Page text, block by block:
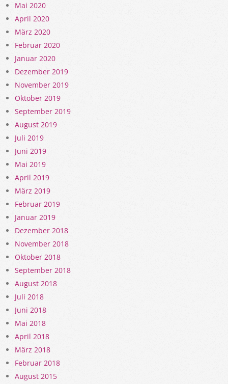
Mai 2020
April 2020
März 2020
Februar 2020
Januar 2020
Dezember 2019
November 2019
Oktober 2019
September 2019
August 2019
Juli 2019
Juni 2019
Mai 2019
April 2019
März 2019
Februar 2019
Januar 2019
Dezember 2018
November 2018
Oktober 2018
September 2018
August 2018
Juli 2018
Juni 2018
Mai 2018
April 2018
März 2018
Februar 2018
August 2015